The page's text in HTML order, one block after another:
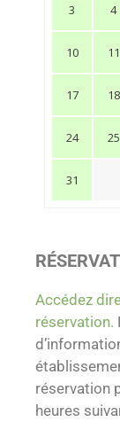
3 4
10 11
17 18
24 25
31
Accédez
réservation.
réservation
heures